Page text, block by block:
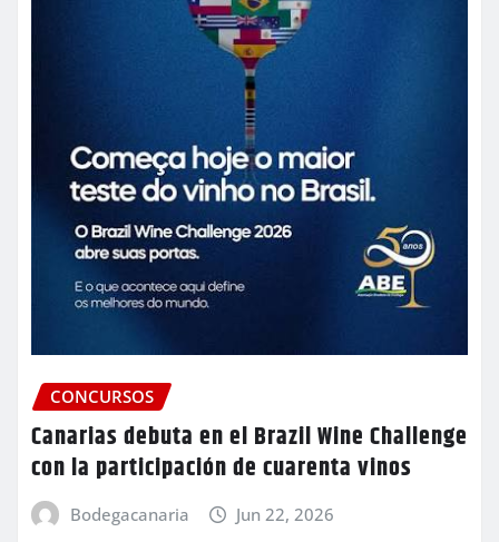
CONCURSOS
Canarias debuta en el Brazil Wine Challenge
con la participación de cuarenta vinos
Bodegacanaria Jun 22, 2026